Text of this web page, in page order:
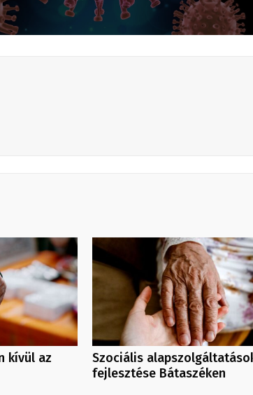
kívül az
Szociális
fejlesztése Bátaszéken